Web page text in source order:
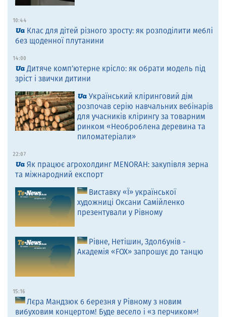
10:44
Клас для дітей різного зросту: як розподілити меблі
без щоденної плутанини
14:00
Дитяче комп’ютерне крісло: як обрати модель під
зріст і звички дитини
Український кліринговий дім
розпочав серію навчальних вебінарів
для учасників клірингу за товарним
ринком «Необроблена деревина та
пиломатеріали»
22:07
Як працює агрохолдинг MENORAH: закупівля зерна
та міжнародний експорт
Виставку «Ї» української
художниці Оксани Самійленко
презентували у Рівному
Рівне, Нетішин, Здолбунів -
Академія «FOX» запрошує до танцю
15:16
Лєра Мандзюк 6 березня у Рівному з новим
вибуховим концертом! Буде весело і «з перчиком»!